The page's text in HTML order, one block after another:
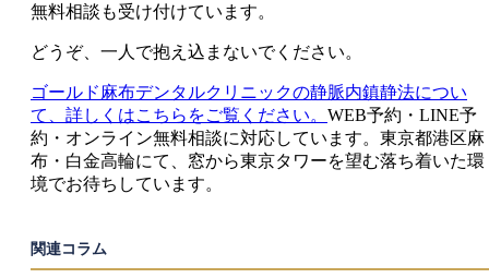
無料相談も受け付けています。
どうぞ、一人で抱え込まないでください。
ゴールド麻布デンタルクリニックの静脈内鎮静法につい
て、詳しくはこちらをご覧ください。 WEB予約・LINE予
約・オンライン無料相談に対応しています。東京都港区麻
布・白金高輪にて、窓から東京タワーを望む落ち着いた環
境でお待ちしています。
関連コラム